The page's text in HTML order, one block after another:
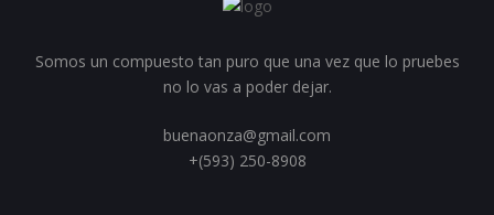
Somos un compuesto tan puro que una vez que lo pruebes
no lo vas a poder dejar.
buenaonza@gmail.com
+(593) 250-8908